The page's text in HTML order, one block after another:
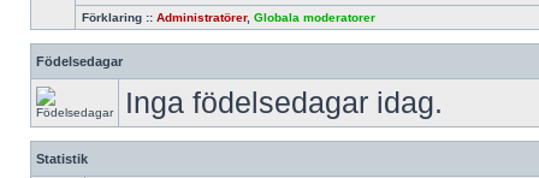
Förklaring :: Administratörer, Globala moderatorer
Födelsedagar
Inga födelsedagar idag.
Statistik